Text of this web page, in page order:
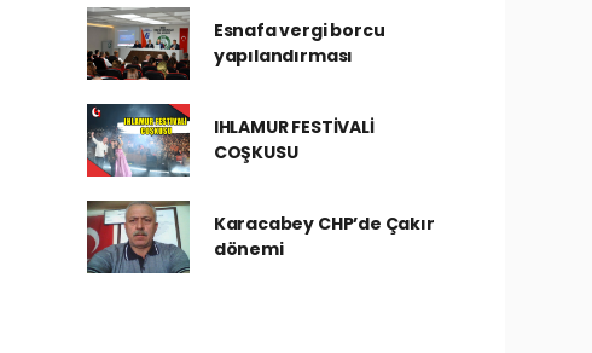
Esnafa vergi borcu
yapılandırması
IHLAMUR FESTİVALİ
COŞKUSU
Karacabey CHP’de Çakır
dönemi